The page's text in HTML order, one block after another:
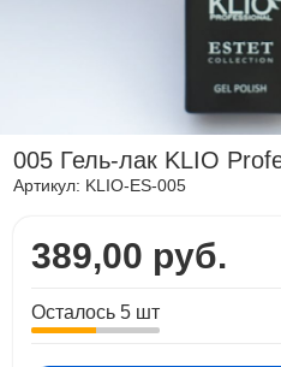
005 Гель-лак KLIO
Артикул: KLIO-ES-005
389,00 руб.
Осталось 5 шт